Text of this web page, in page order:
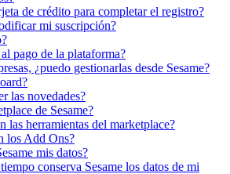
de crédito para completar el registro?
mi suscripción?
pago de la plataforma?
¿puedo gestionarlas desde Sesame?
las novedades?
de Sesame?
las herramientas del marketplace?
los Add Ons?
mis datos?
conserva Sesame los datos de mi